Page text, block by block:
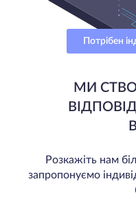
Потрібен
МИ
Розкажіть нам
запропонуємо